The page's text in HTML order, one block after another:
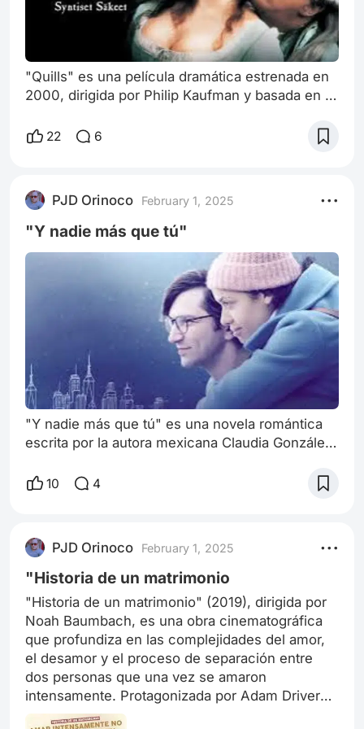
"Quills" es una película dramática estrenada en
2000, dirigida por Philip Kaufman y basada en la
también escribió el guion. La película está
famoso escritor francés del periodo, el Marqués
de Sade, interpretado magistralmente por
Geoffrey Rush. Este film combina la hist
22 6
PJD Orinoco February 1, 2025
"Y nadie más que tú"
"Y nadie más que tú" es una novela romántica
escrita por la autora mexicana Claudia González
Sara, una mujer que ha experimentado
pequeño pueblo costero, la novela ofrece un
paisaje tranquilo y rejuvenecedor que contrasta
con el tumulto emocional de la protagonista. S
10 4
PJD Orinoco February 1, 2025
"Historia de un matrimonio
"Historia de un matrimonio" (2019), dirigida por
Noah Baumbach, es una obra cinematográfica
que profundiza en las complejidades del amor,
el desamor y el proceso de separación entre
dos personas que una vez se amaron
intensamente. Protagonizada por Adam Driver
como Charlie Barber y Scarlett Johansson como